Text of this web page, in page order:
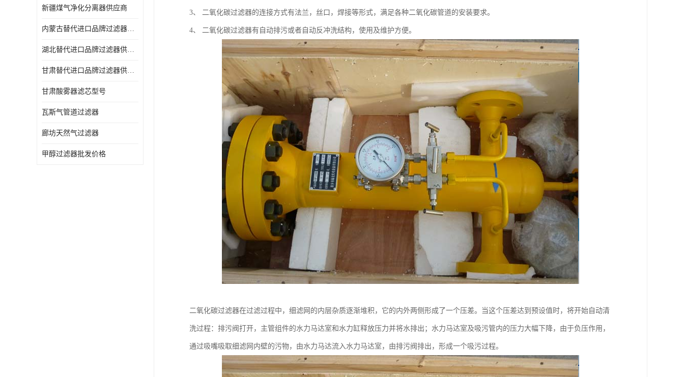
新疆煤气净化分离器供应商
内蒙古替代进口品牌过滤器厂家
湖北替代进口品牌过滤器供应商
甘肃替代进口品牌过滤器供应商
甘肃酸雾器滤芯型号
瓦斯气管道过滤器
廊坊天然气过滤器
甲醇过滤器批发价格
3、 二氧化碳过滤器的连接方式有法兰，丝口，焊接等形式，满足各种二氧化碳管道的安装要求。
4、 二氧化碳过滤器有自动排污或者自动反冲洗结构，使用及维护方便。
二氧化碳过滤器在过滤过程中，细滤网的内层杂质逐渐堆积，它的内外两侧形成了一个压差。当这个压差达到预设值时，将开始自动清
洗过程：排污阀打开，主管组件的水力马达室和水力缸释放压力并将水排出；水力马达室及吸污管内的压力大幅下降，由于负压作用，
通过吸嘴吸取细滤网内壁的污物，由水力马达流入水力马达室，由排污阀排出，形成一个吸污过程。